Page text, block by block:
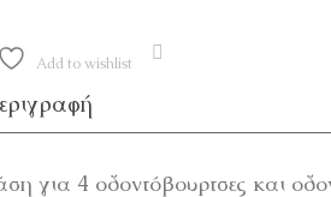
Add to wishlist
για 4 οδοντόβουρτσες και